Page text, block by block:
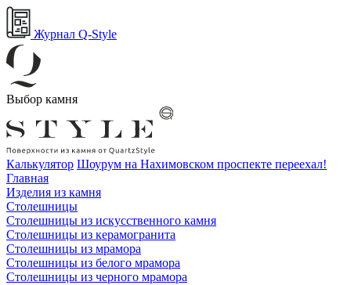
Журнал Q-Style
Выбор камня
Калькулятор Шоурум на Нахимовском проспекте переехал!
Главная
Изделия из камня
Столешницы
Столешницы из искусственного камня
Столешницы из керамогранита
Столешницы из мрамора
Столешницы из белого мрамора
Столешницы из черного мрамора